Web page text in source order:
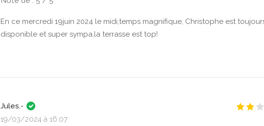
En ce mercredi 19juin 2024 le midi,temps magnifique, Christophe est
disponible et super sympa,la terrasse est top!
Jules.-
19/03/2024 à 16:07